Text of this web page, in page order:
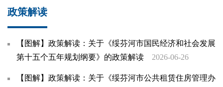
政策解读
【图解】政策解读：关于《绥芬河市国民经济和社会发展
第十五个五年规划纲要》的政策解读
2026-06-26
【图解】政策解读：关于《绥芬河市公共租赁住房管理办